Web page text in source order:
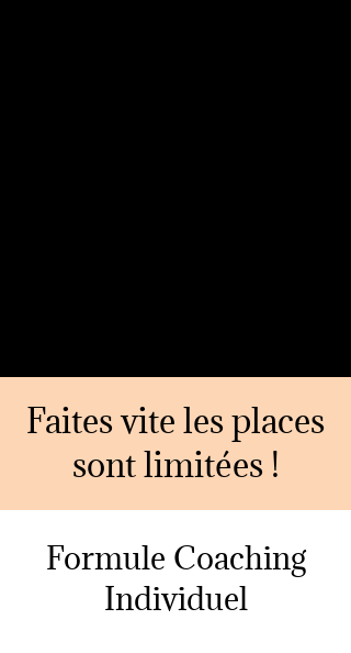
Faites vite les places
sont limitées !
Formule Coaching
Individuel